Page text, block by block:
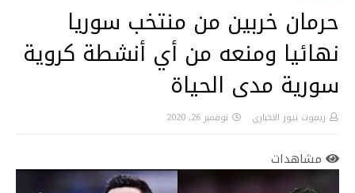
حرمان خربين من منتخب سوريا
نهائيا ومنعه من أي أنشطة كروية
سورية مدى الحياة
ريموت نيوز الاخباري نوفمبر 26, 2020
مشاهدات